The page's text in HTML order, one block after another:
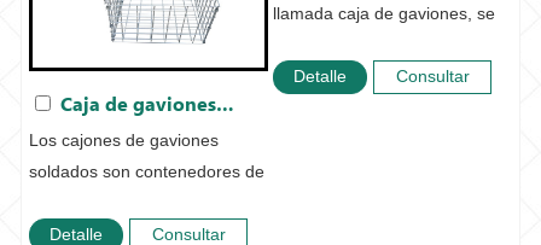
Caja de gaviones soldada
Los cajones de gaviones
soldados son contenedores de
Detalle
Consultar
llamada caja de gaviones, se
Detalle
Consultar